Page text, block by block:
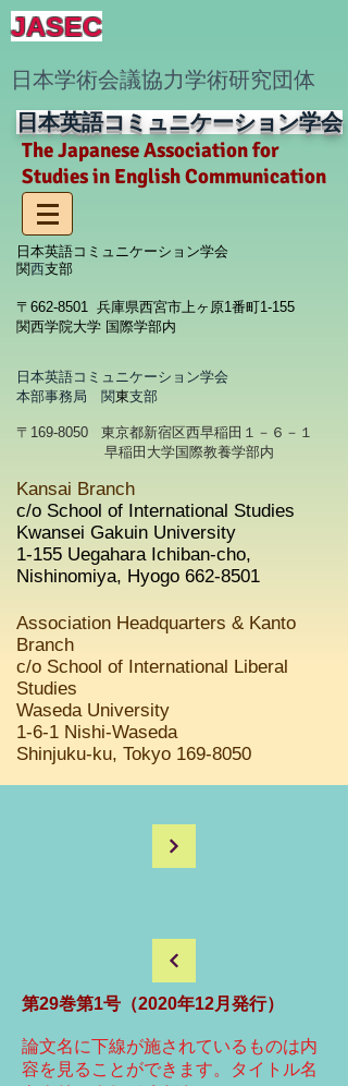
JASEC
​日本学術会議協力学術研究団体
The Japanese Association for
Studies in English Communication
日本英語コミュニケーション学会
日本英語コミュニケーション学会
関西支部
〒662-8501 兵庫県西宮市上ヶ原1番町1-155
関西学院大学 国際学部内
日本英語コミュニケーション学会
本部事務局 関東支部
〒169-8050 東京都新宿区西早稲田１－６－１
早稲田大学国際教養学部内
Kansai Branch
c/o School of International Studies
Kwansei Gakuin University
1-155 Uegahara Ichiban-cho,
Nishinomiya, Hyogo 662-8501
Association Headquarters & Kanto
Branch
c/o School of International Liberal
Studies
Waseda University
1-6-1 Nishi-Waseda
Shinjuku-ku, Tokyo 169-8050
第29巻第1号（2020年12月発行）
論文名に下線が施されているものは内
容を見ることができます。タイトル名